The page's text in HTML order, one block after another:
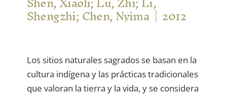
Shengzhi; Chen, Nyima 2012
Los sitios naturales sagrados se basan en la
cultura indígena y las prácticas tradicionales
que valoran la tierra y la vida, y se considera